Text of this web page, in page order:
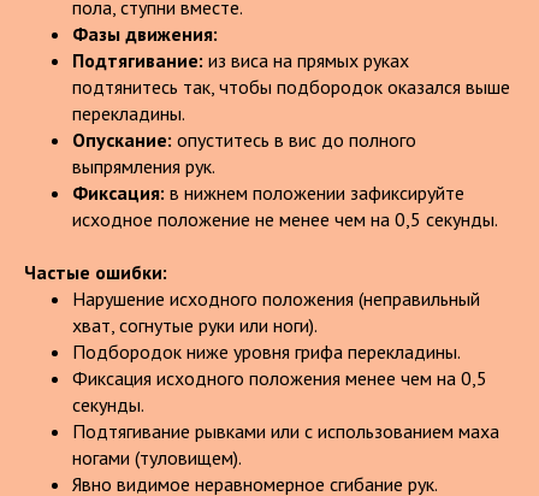
пола, ступни вместе.
Фазы движения:
Подтягивание: из виса на прямых руках
подтянитесь так, чтобы подбородок оказался выше
перекладины.
Опускание: опуститесь в вис до полного
выпрямления рук.
Фиксация: в нижнем положении зафиксируйте
исходное положение не менее чем на 0,5 секунды.
Частые ошибки:
Нарушение исходного положения (неправильный
хват, согнутые руки или ноги).
Подбородок ниже уровня грифа перекладины.
Фиксация исходного положения менее чем на 0,5
секунды.
Подтягивание рывками или с использованием маха
ногами (туловищем).
Явно видимое неравномерное сгибание рук.